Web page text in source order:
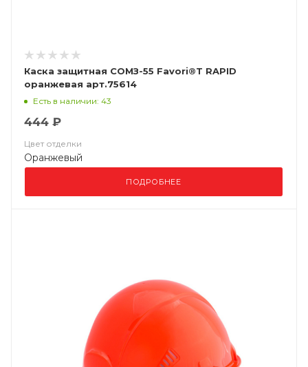
Каска защитная СОМЗ-55 Favori®T RAPID
оранжевая арт.75614
Есть в наличии: 43
444 ₽
Цвет отделки
Оранжевый
ПОДРОБНЕЕ